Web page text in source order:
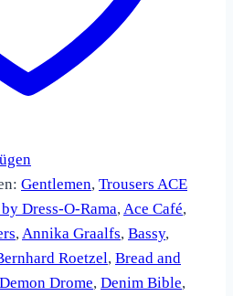
Gentlemen, Trousers ACE
Dress-O-Rama,Ace Café,
,Annika Graalfs, Bassy,
Roetzel, Bread and
Demon Drome, Denim Bible,